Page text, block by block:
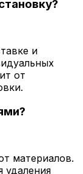
и
от
материалов.
удаления